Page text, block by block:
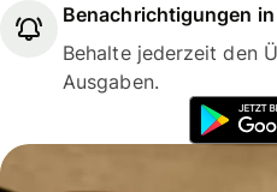
Benachrichtigungen
Behalte jederzeit den
Ausgaben.